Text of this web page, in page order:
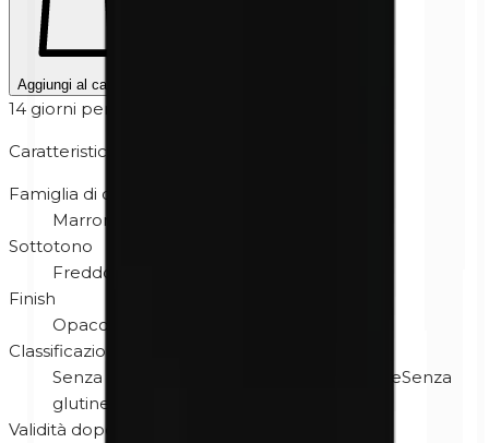
Aggiungi al carrello
14 giorni per il reso
Caratteristiche
Famiglia di colori
Marrone
Sottotono
Freddo
Finish
Opaco
Classificazione
Senza profumo
Cruelty-freeSenza
glutine
Validità dopo l'apertura